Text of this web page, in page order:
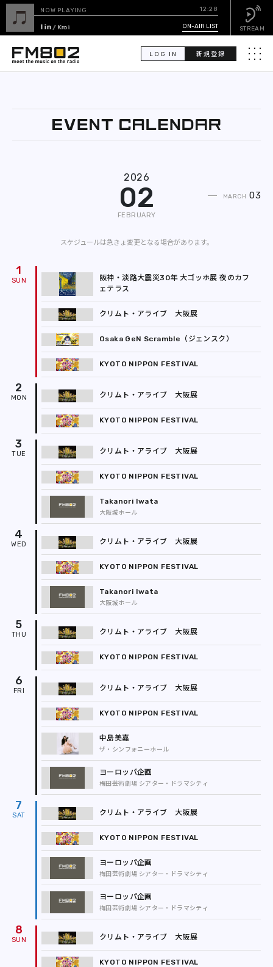
LOG IN 新規登録 メニ
索
PICK UP
EVENT CALENDAR
TIMETABLE
REPORT
PODCAST
HEAVY ROTATION
FAQ
ONLINESHOP
NOW PLAYING 12:28
All in/ Kroi ON-AIR LIST STREAM
2026
02
FEBRUARY
MARCH 03
スケジュールは急きょ変更となる場合があります。
1
阪神・淡路大震災30年 大ゴッホ展 夜のカフ
ェテラス
クリムト・アライブ 大阪展
Osaka GeN Scramble（ジェンスク）
KYOTO NIPPON FESTIVAL
2
クリムト・アライブ 大阪展
KYOTO NIPPON FESTIVAL
3
クリムト・アライブ 大阪展
KYOTO NIPPON FESTIVAL
Takanori Iwata
大阪城ホール
4
クリムト・アライブ 大阪展
KYOTO NIPPON FESTIVAL
Takanori Iwata
大阪城ホール
5
クリムト・アライブ 大阪展
KYOTO NIPPON FESTIVAL
6
クリムト・アライブ 大阪展
KYOTO NIPPON FESTIVAL
中島美嘉
ザ・シンフォニーホール
ヨーロッパ企画
梅田芸術劇場 シアター・ドラマシティ
7
クリムト・アライブ 大阪展
KYOTO NIPPON FESTIVAL
ヨーロッパ企画
梅田芸術劇場 シアター・ドラマシティ
ヨーロッパ企画
梅田芸術劇場 シアター・ドラマシティ
8
クリムト・アライブ 大阪展
KYOTO NIPPON FESTIVAL